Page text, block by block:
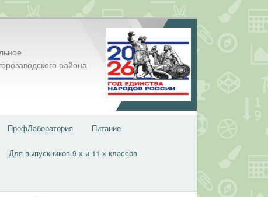
района
ПрофЛаборатория Питание
Для выпускников 9-х и 11-х классов